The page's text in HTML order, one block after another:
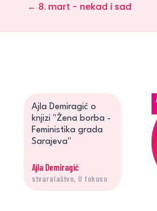
← 8. mart - nekad i sad
Ajla Demiragić o
knjizi "Žena borba -
Feministika grada
Sarajeva"
Ajla Demiragić
stvaralaštvo, U fokusu